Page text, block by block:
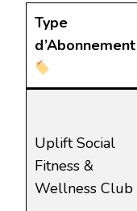
Type
d’Abonnement
Uplift Social
Fitness &
Wellness Club